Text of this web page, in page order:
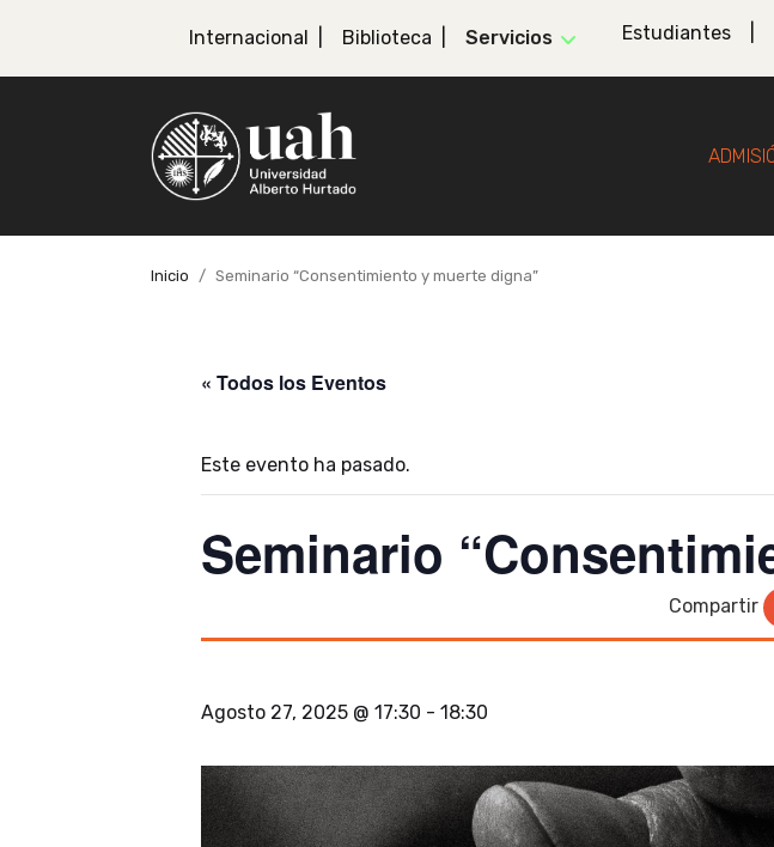
Internacional Biblioteca Servicios Estudiantes
Inicio Seminario “Consentimiento y muerte digna”
« Todos los Eventos
Este evento ha pasado.
Seminario
Compartir
Agosto 27, 2025 @ 17:30 - 18:30